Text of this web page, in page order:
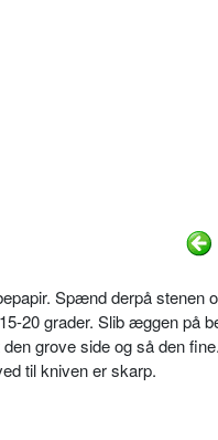
Spænd derpå stenen
20 grader. Slib æggen på
grove side og så den
til kniven er skarp.